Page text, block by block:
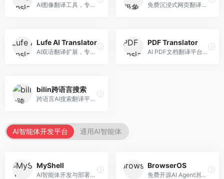
AI图像翻译工具，专注于图片文字翻译。面向设计师和电商从业者，提供图片文字识别、翻译、替换等服务，图像翻译效果好。 免费沉浸式网页翻译工具，专注于阅读体验。面向普通用户，提供网页双语翻译、文档翻译等服务，免费使用，翻译质量高。
Lufe AI Translator
AI双语翻译扩展，专注于浏览器翻译场景。面向外语内容阅读者，提供网页双语翻译、划词翻译等服务，浏览器集成便捷。
PDF Translator
AI PDF文档翻译平台，专注于文档本地化。面向商务人士，提供PDF翻译、格式保留、批量处理等服务，文档翻译专业。
bilin跨语言搜索
跨语言AI搜索翻译平台，专注于信息获取。面向研究者和内容创作者，提供跨语言搜索、内容翻译、信息整合等服务，跨语言检索能力强。
AI智能体开发平台 通用AI智能体
MyShell
AI智能体开发与部署平台，专注于语音交互智能体。面向开发者，提供语音智能体创建、部署服务、社区分享等功能，语音交互能力强。
BrowserOS
免费开源AI Agent浏览器，专注于浏览器自动化。面向开发者，提供浏览器控制、任务自动化、API接口等服务，开源免费。